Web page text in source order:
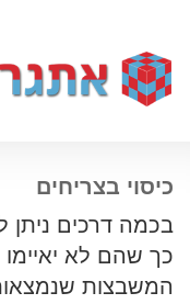
כיסוי בצריחים
בכמה דרכים ניתן
כך שהם לא
המשבצות